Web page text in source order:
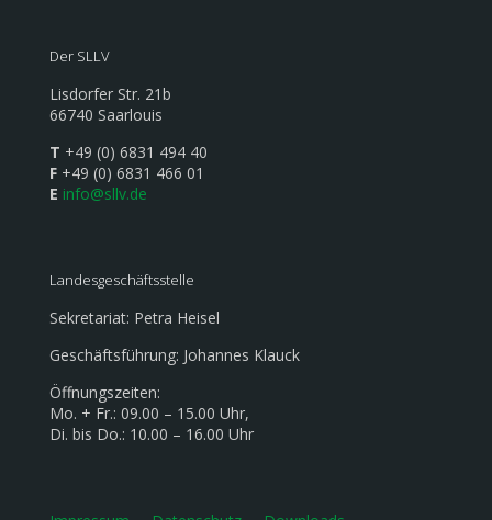
Der SLLV
Lisdorfer Str. 21b
66740 Saarlouis
T +49 (0) 6831 494 40
F +49 (0) 6831 466 01
E info@sllv.de
Landesgeschäftsstelle
Sekretariat: Petra Heisel
Geschäftsführung: Johannes Klauck
Öffnungszeiten:
Mo. + Fr.: 09.00 – 15.00 Uhr,
Di. bis Do.: 10.00 – 16.00 Uhr